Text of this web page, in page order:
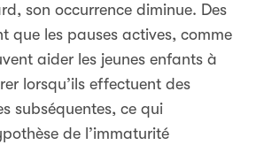
son occurrence diminue. Des
que les pauses actives, comme
aider les jeunes enfants à
lorsqu’ils effectuent des
subséquentes, ce qui
de l’immaturité